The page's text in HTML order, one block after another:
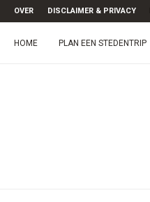
OVER DISCLAIMER & PRIVACY
HOME PLAN EEN STEDENTRIP